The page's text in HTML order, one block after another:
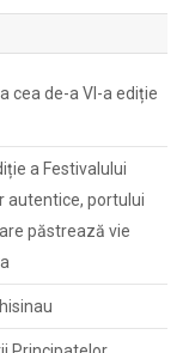
cea de-a VI-a ediție
a Festivalului
autentice, portului
păstrează vie